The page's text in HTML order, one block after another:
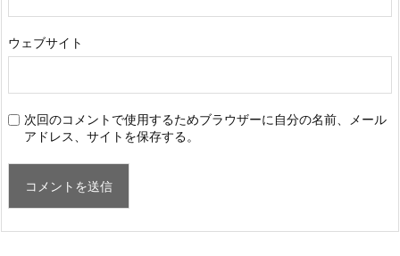
ウェブサイト
次回のコメントで使用するためブラウザーに自分の名前、メール
アドレス、サイトを保存する。